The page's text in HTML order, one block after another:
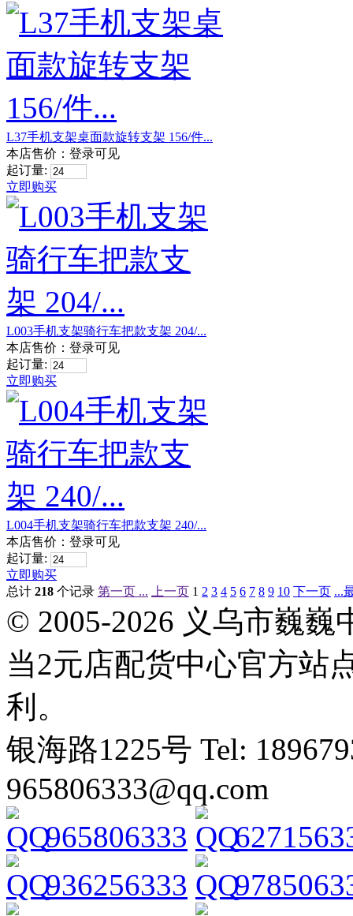
L37手机支架桌面款旋转支架 156/件...
本店售价： 登录可见
起订量:
立即购买
L003手机支架骑行车把款支架 204/...
本店售价： 登录可见
起订量:
立即购买
L004手机支架骑行车把款支架 240/...
本店售价： 登录可见
起订量:
立即购买
总计 218 个记录 第一页 ... 上一页 1 2 3 4 5 6 7 8 9 10 下一页 ...
© 2005-2026 义乌市巍
当2元店配货中心官方站
利。
银海路1225号 Tel:
965806333@qq.com
965806333
936256333